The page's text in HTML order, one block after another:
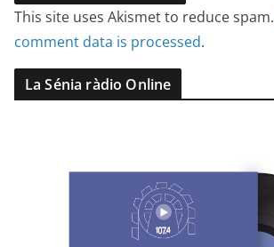
This site uses Akismet to reduce spam.
comment data is processed.
La Sénia ràdio Online